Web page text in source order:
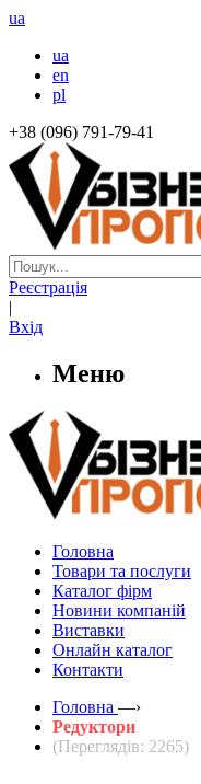
ua
ua
en
pl
+38 (096) 791-79-41
Реєстрація
|
Вхід
Меню
Головна
Товари та послуги
Каталог фірм
Новини компаній
Виставки
Онлайн каталог
Контакти
Головна —›
Редуктори
(Переглядів: 2265)